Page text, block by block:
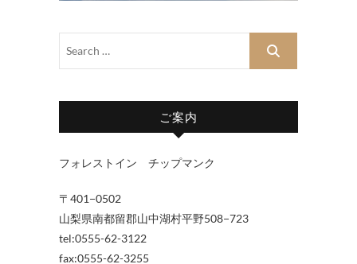
ご案内
フォレストイン チップマンク
〒401−0502
山梨県南都留郡山中湖村平野508−723
tel:0555-62-3122
fax:0555-62-3255